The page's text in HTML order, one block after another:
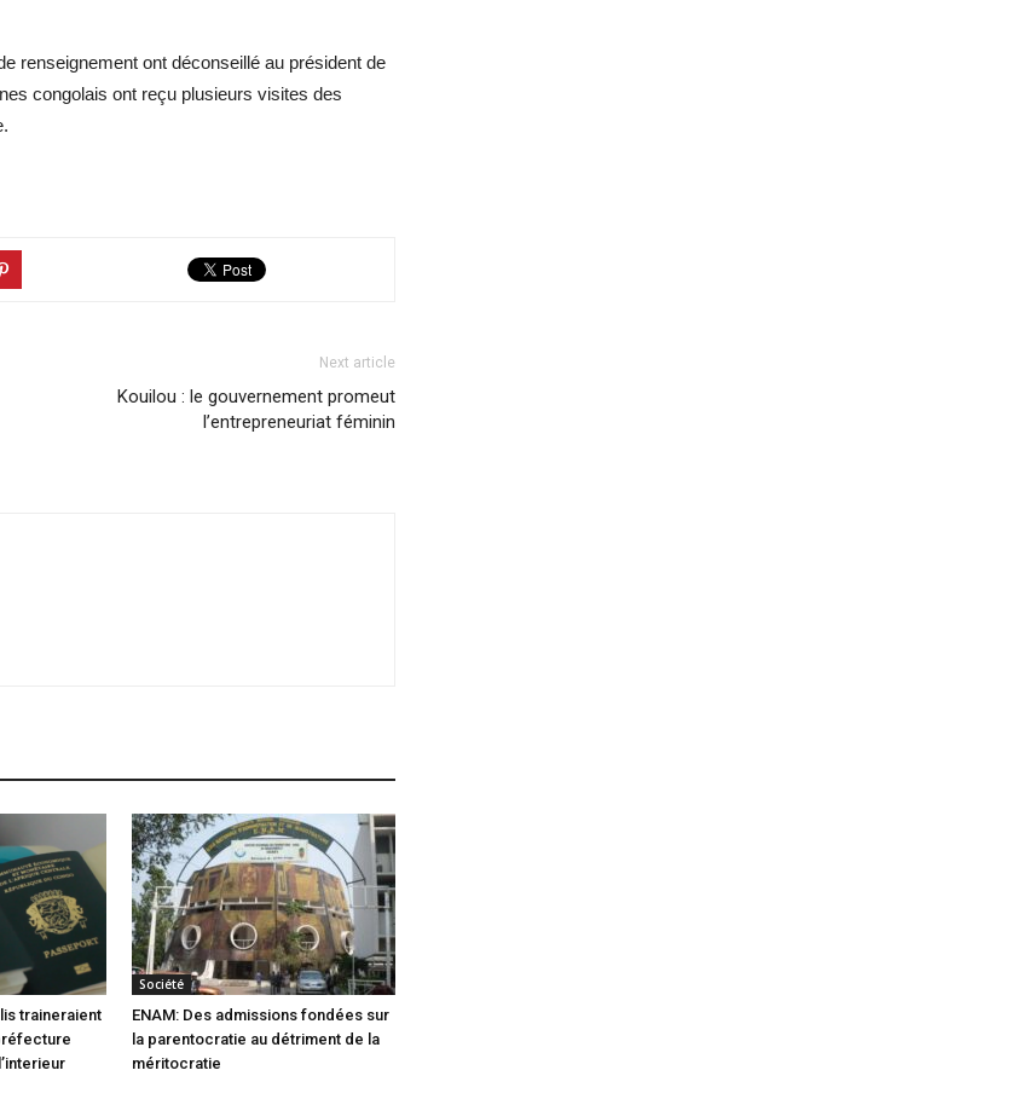
renseignement ont déconseillé au président de
congolais ont reçu plusieurs visites des
Next article
Kouilou : le gouvernement promeut
l’entrepreneuriat féminin
traineraient
Société
ENAM: Des admissions fondées sur
la parentocratie au détriment de la
méritocratie